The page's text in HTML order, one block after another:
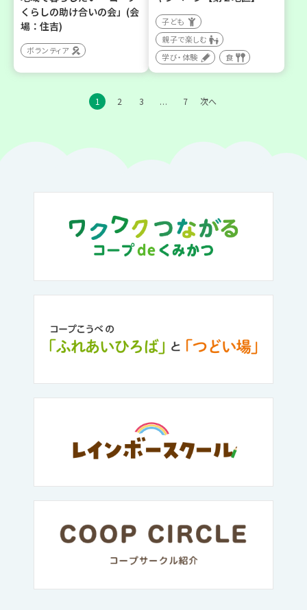
くらしの助け合いの会」(会
場：住吉)
ボランティア
子ども
親子で楽しむ
学び・体験
食
1 2 3 … 7 次へ